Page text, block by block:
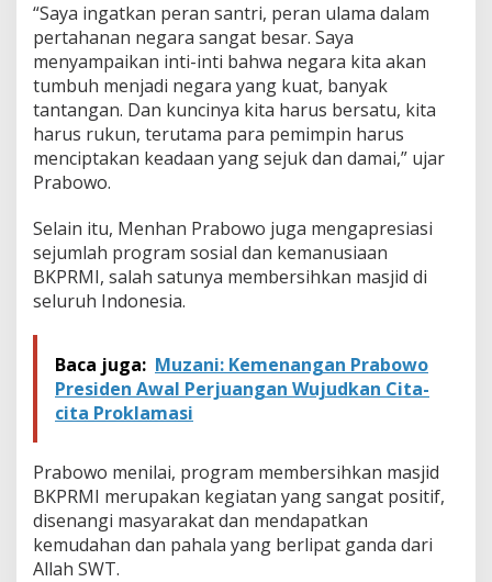
K
T
P
A
A
Q
u
r
“Saya ingatkan peran santri, peran ulama dalam
pertahanan negara sangat besar. Saya
menyampaikan inti-inti bahwa negara kita akan
tumbuh menjadi negara yang kuat, banyak
tantangan. Dan kuncinya kita harus bersatu, kita
harus rukun, terutama para pemimpin harus
menciptakan keadaan yang sejuk dan damai,” ujar
Prabowo.
Selain itu, Menhan Prabowo juga mengapresiasi
sejumlah program sosial dan kemanusiaan
BKPRMI, salah satunya membersihkan masjid di
seluruh Indonesia.
Baca juga: Muzani: Kemenangan Prabowo
Presiden Awal Perjuangan Wujudkan Cita-
cita Proklamasi
Prabowo menilai, program membersihkan masjid
BKPRMI merupakan kegiatan yang sangat positif,
disenangi masyarakat dan mendapatkan
kemudahan dan pahala yang berlipat ganda dari
Allah SWT.